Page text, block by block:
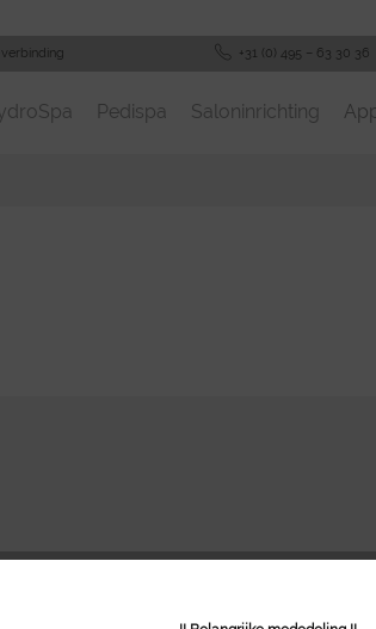
+31 (0) 495 – 63 30 36
Pedispa Saloninrichting